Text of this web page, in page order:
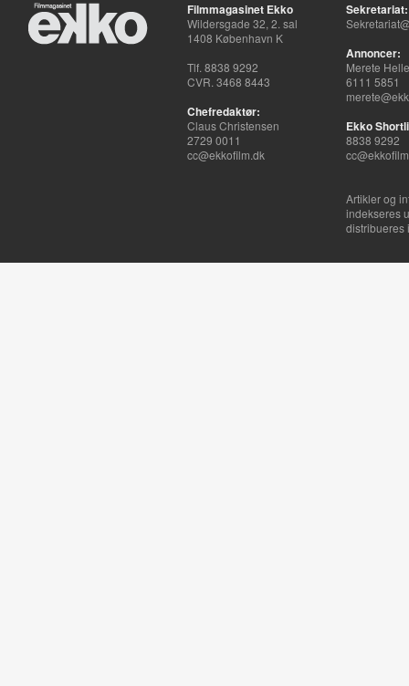
Filmmagasinet Ekko
Wildersgade 32, 2. sal
1408 København K
Tlf. 8838 9292
CVR. 3468 8443
Chefredaktør:
Claus Christensen
2729 0011
cc@ekkofilm.dk
Sekretariat:
Annoncer:
Merete
6111 5851
Ekko
8838 9292
Artikler og
indekseres
distribueres